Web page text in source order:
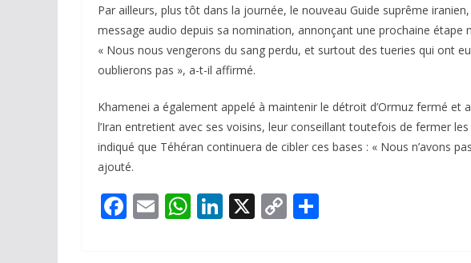
Par ailleurs, plus tôt dans la journée, le nouveau Guide suprême
message audio depuis sa nomination, annonçant une prochaine étape
« Nous nous vengerons du sang perdu, et surtout des tueries qui ont
oublierons pas », a-t-il affirmé.
Khamenei a également appelé à maintenir le détroit d’Ormuz fermé et
l’Iran entretient avec ses voisins, leur conseillant toutefois de fermer
indiqué que Téhéran continuera de cibler ces bases : « Nous n’avons
ajouté.
F E W Li X C